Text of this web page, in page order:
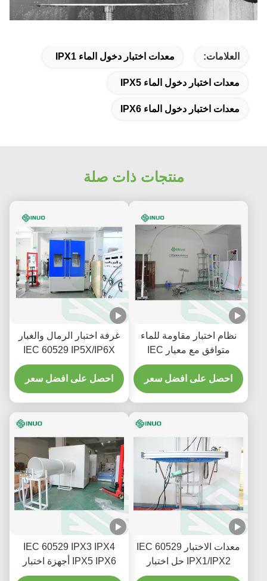
العلامات: معدات اختبار دخول الماء IPX1
معدات اختبار دخول الماء IPX5
معدات اختبار دخول الماء IPX6
منتجات ذات صلة
نظام اختبار مقاومة للماء
متوافق مع معيار IEC
60529 IPX1 ~ 8 للأجهزة
الصناعية والمنزلية
احصل على افضل سعر
غرفة اختبار الرمال والغبار
IEC 60529 IP5X/IP6X
للمنتجات الإلكترونية
والسيارات
احصل على افضل سعر
معدات الاختبار IEC 60529
IPX1/IPX2 حل اختبار
السقوط الرأسي للمياه
IEC 60529 IPX3 IPX4
IPX5 IPX6 أجهزة اختبار
رذاذ المطر في الأنابيب